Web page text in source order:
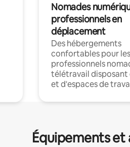
Nomades
professionnels en
déplacement
Des hébergements
confortables pour les
professionnels
télétravail disposant
et d'espaces de
Équipements et